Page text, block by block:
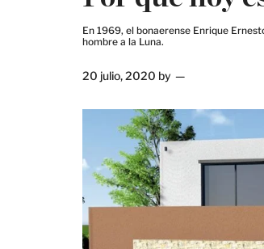
En 1969, el bonaerense Enrique
hombre a la Luna.
20 julio, 2020 by